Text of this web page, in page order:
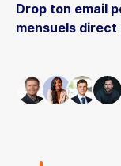
Drop ton email
mensuels